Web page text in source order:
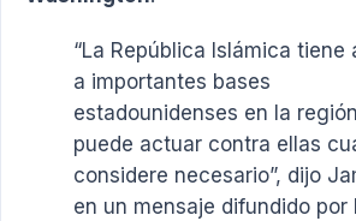
“La República Islámica tiene
a importantes bases
estadounidenses en la
puede actuar contra ellas
considere necesario”, dijo
en un mensaje difundido por